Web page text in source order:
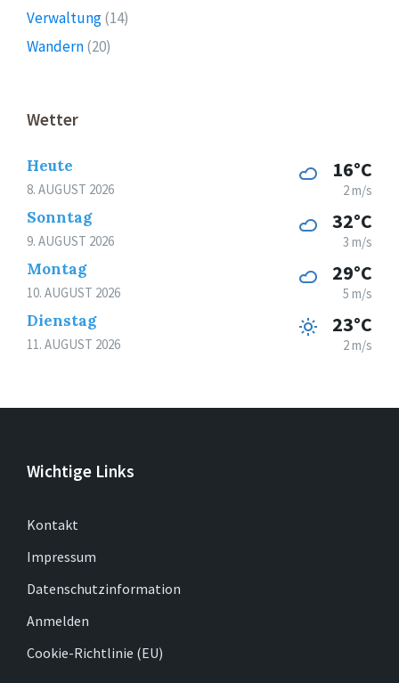
Verwaltung(14)
Wandern(20)
Wetter
Heute
8. AUGUST 2026
16°C
2 m/s
Sonntag
9. AUGUST 2026
32°C
3 m/s
Montag
10. AUGUST 2026
29°C
5 m/s
Dienstag
11. AUGUST 2026
23°C
2 m/s
Wichtige Links
Kontakt
Impressum
Datenschutzinformation
Anmelden
Cookie-Richtlinie (EU)